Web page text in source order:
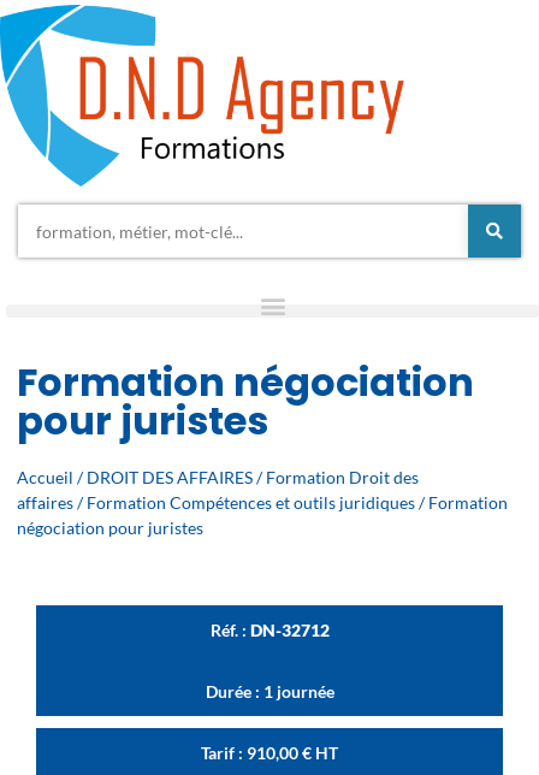
Formation négociation
pour juristes
Accueil /DROIT DES AFFAIRES/Formation Droit des
affaires/Formation Compétences et outils juridiques/ Formation
négociation pour juristes
Réf. : DN-32712
Durée : 1 journée
Tarif : 910,00€ HT